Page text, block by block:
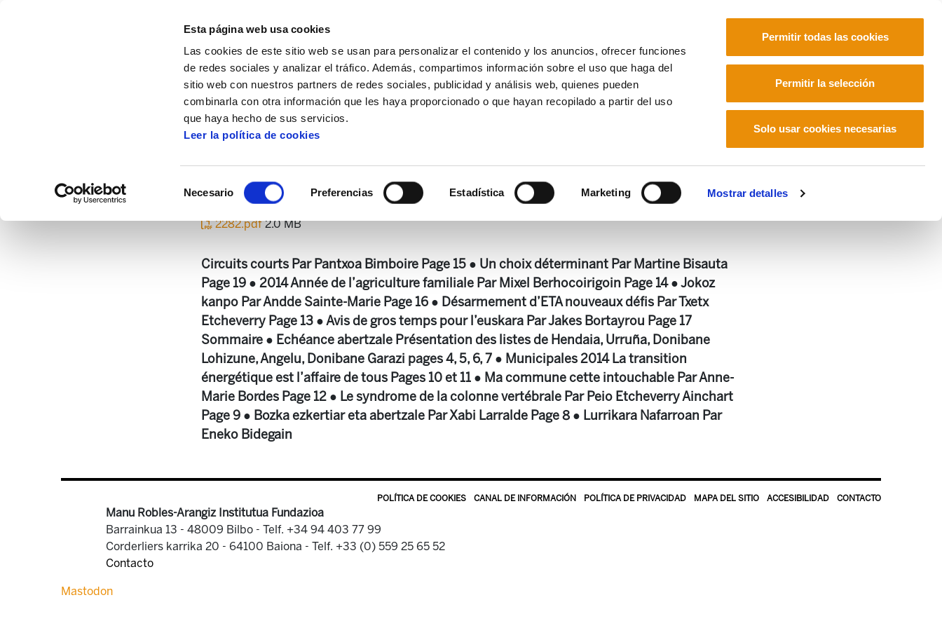
Esta página web usa cookies
Las cookies de este sitio web se usan para personalizar el contenido y los anuncios, ofrecer funciones
de redes sociales y analizar el tráfico. Además, compartimos información sobre el uso que haga del
sitio web con nuestros partners de redes sociales, publicidad y análisis web, quienes pueden
combinarla con otra información que les haya proporcionado o que hayan recopilado a partir del uso
que haya hecho de sus servicios.
Leer la política de cookies
Necesario Preferencias Estadística Marketing Mostrar detalles
Permitir todas las cookies
Permitir la selección
Solo usar cookies necesarias
Centro de documentación Enbata + Alda!
2282.pdf2.0 MB
Circuits courts Par Pantxoa Bimboire Page 15 ● Un choix déterminant Par Martine Bisauta
Page 19 ● 2014 Année de l’agriculture familiale Par Mixel Berhocoirigoin Page 14 ● Jokoz
kanpo Par Andde Sainte-Marie Page 16 ● Désarmement d’ETA nouveaux défis Par Txetx
Etcheverry Page 13 ● Avis de gros temps pour l’euskara Par Jakes Bortayrou Page 17
Sommaire ● Echéance abertzale Présentation des listes de Hendaia, Urruña, Donibane
Lohizune, Angelu, Donibane Garazi pages 4, 5, 6, 7 ● Municipales 2014 La transition
énergétique est l’affaire de tous Pages 10 et 11 ● Ma commune cette intouchable Par Anne-
Marie Bordes Page 12 ● Le syndrome de la colonne vertébrale Par Peio Etcheverry Ainchart
Page 9 ● Bozka ezkertiar eta abertzale Par Xabi Larralde Page 8 ● Lurrikara Nafarroan Par
Eneko Bidegain
POLÍTICA DE COOKIES CANAL DE INFORMACIÓN POLÍTICA DE PRIVACIDAD MAPA DEL SITIO ACCESIBILIDAD CONTACTO
Manu Robles-Arangiz Institutua Fundazioa
Barrainkua 13 - 48009 Bilbo - Telf. +34 94 403 77 99
Corderliers karrika 20 - 64100 Baiona - Telf. +33 (0) 559 25 65 52
Contacto
Mastodon